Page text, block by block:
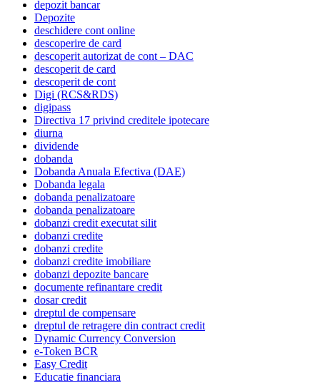
depozit bancar
Depozite
deschidere cont online
descoperire de card
descoperit autorizat de cont – DAC
descoperit de card
descoperit de cont
Digi (RCS&RDS)
digipass
Directiva 17 privind creditele ipotecare
diurna
dividende
dobanda
Dobanda Anuala Efectiva (DAE)
Dobanda legala
dobanda penalizatoare
dobanda penalizatoare
dobanzi credit executat silit
dobanzi credite
dobanzi credite
dobanzi credite imobiliare
dobanzi depozite bancare
documente refinantare credit
dosar credit
dreptul de compensare
dreptul de retragere din contract credit
Dynamic Currency Conversion
e-Token BCR
Easy Credit
Educatie financiara